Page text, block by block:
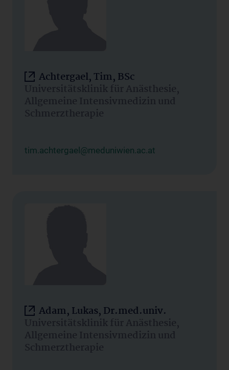
Achtergael, Tim, BSc
Universitätsklinik für Anästhesie,
Allgemeine Intensivmedizin und
Schmerztherapie
tim.achtergael@meduniwien.ac.at
Adam, Lukas, Dr.med.univ.
Universitätsklinik für Anästhesie,
Allgemeine Intensivmedizin und
Schmerztherapie